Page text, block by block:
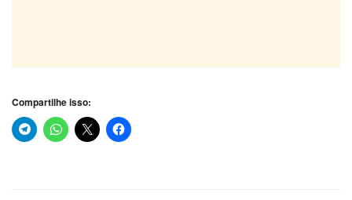
Compartilhe isso: